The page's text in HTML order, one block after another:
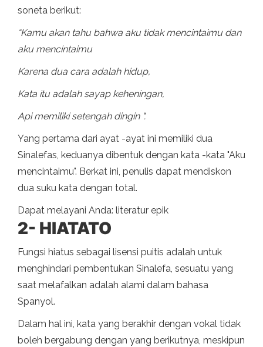
soneta berikut:
“Kamu akan tahu bahwa aku tidak mencintaimu dan
aku mencintaimu
Karena dua cara adalah hidup,
Kata itu adalah sayap keheningan,
Api memiliki setengah dingin ".
Yang pertama dari ayat -ayat ini memiliki dua
Sinalefas, keduanya dibentuk dengan kata -kata "Aku
mencintaimu". Berkat ini, penulis dapat mendiskon
dua suku kata dengan total.
Dapat melayani Anda: literatur epik
2- HIATATO
Fungsi hiatus sebagai lisensi puitis adalah untuk
menghindari pembentukan Sinalefa, sesuatu yang
saat melafalkan adalah alami dalam bahasa
Spanyol.
Dalam hal ini, kata yang berakhir dengan vokal tidak
boleh bergabung dengan yang berikutnya, meskipun